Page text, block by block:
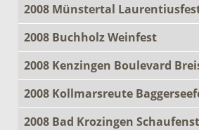
2008 Münstertal
2008 Buchholz Weinfest
2008 Kenzingen Boulevard
2008 Kollmarsreute
2008 Bad Krozingen